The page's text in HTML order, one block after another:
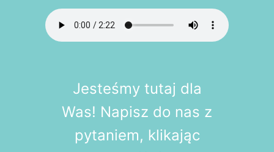
Jesteśmy tutaj dla
Was! Napisz do nas z
pytaniem, klikając